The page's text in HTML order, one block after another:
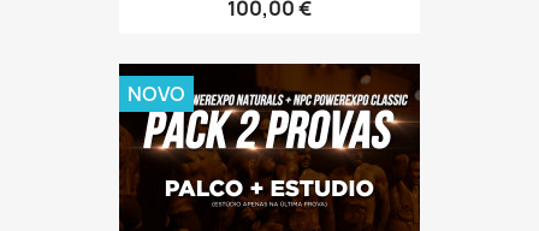
Preço
100,00 €
NOVO